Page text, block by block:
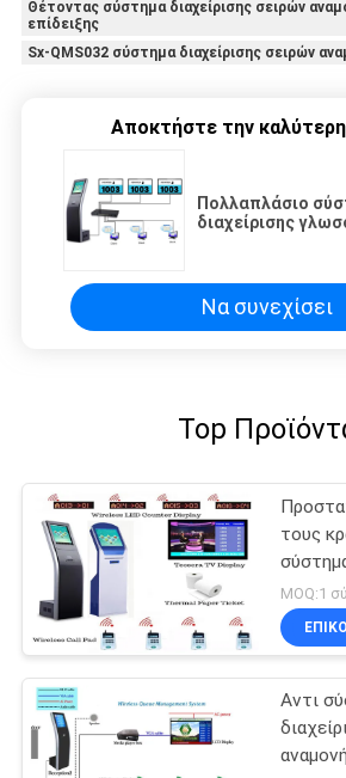
Θέτοντας σύστημα διαχείρισης σειρών
επίδειξης
Sx-QMS032 σύστημα διαχείρισης σειρών
Αποκτήστε την καλύτερη
Πολλαπλάσιο
διαχείρισης
Να συνεχίσει
Top
τους
σειρών
MOQ:1
Αντι